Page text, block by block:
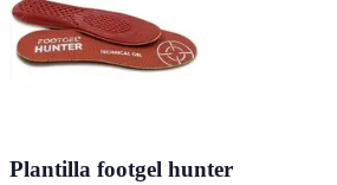
Plantilla footgel hunter